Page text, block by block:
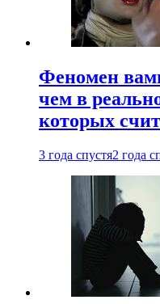
Феномен
чем в
которых
3 года спустя2 года